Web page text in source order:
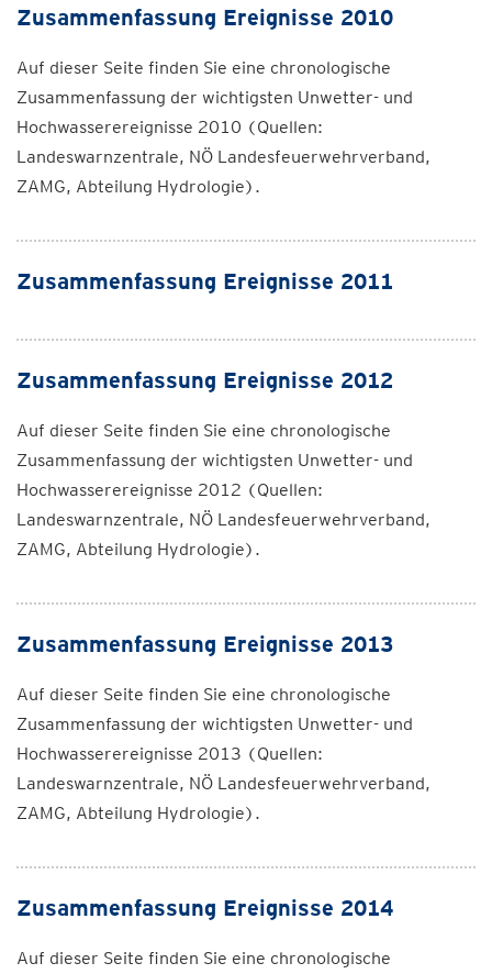
Zusammenfassung Ereignisse 2010
Auf dieser Seite finden Sie eine chronologische
Zusammenfassung der wichtigsten Unwetter- und
Hochwasserereignisse 2010 (Quellen:
Landeswarnzentrale, NÖ Landesfeuerwehrverband,
ZAMG, Abteilung Hydrologie).
Zusammenfassung Ereignisse 2011
Zusammenfassung Ereignisse 2012
Auf dieser Seite finden Sie eine chronologische
Zusammenfassung der wichtigsten Unwetter- und
Hochwasserereignisse 2012 (Quellen:
Landeswarnzentrale, NÖ Landesfeuerwehrverband,
ZAMG, Abteilung Hydrologie).
Zusammenfassung Ereignisse 2013
Auf dieser Seite finden Sie eine chronologische
Zusammenfassung der wichtigsten Unwetter- und
Hochwasserereignisse 2013 (Quellen:
Landeswarnzentrale, NÖ Landesfeuerwehrverband,
ZAMG, Abteilung Hydrologie).
Zusammenfassung Ereignisse 2014
Auf dieser Seite finden Sie eine chronologische